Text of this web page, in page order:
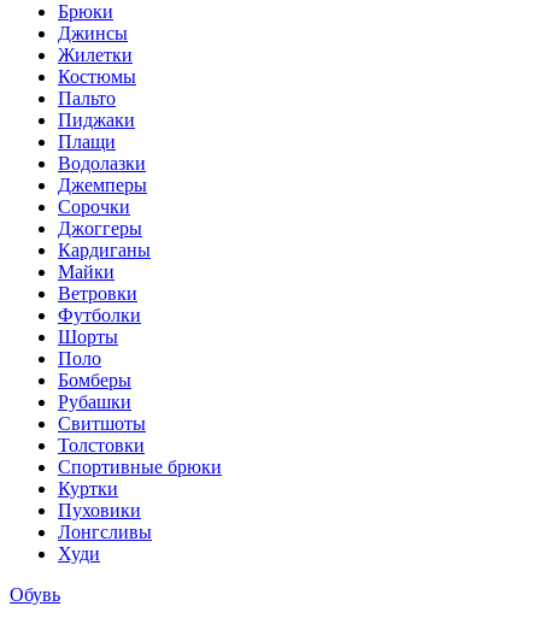
Брюки
Джинсы
Жилетки
Костюмы
Пальто
Пиджаки
Плащи
Водолазки
Джемперы
Сорочки
Джоггеры
Кардиганы
Майки
Ветровки
Футболки
Шорты
Поло
Бомберы
Рубашки
Свитшоты
Толстовки
Спортивные брюки
Куртки
Пуховики
Лонгсливы
Худи
Обувь